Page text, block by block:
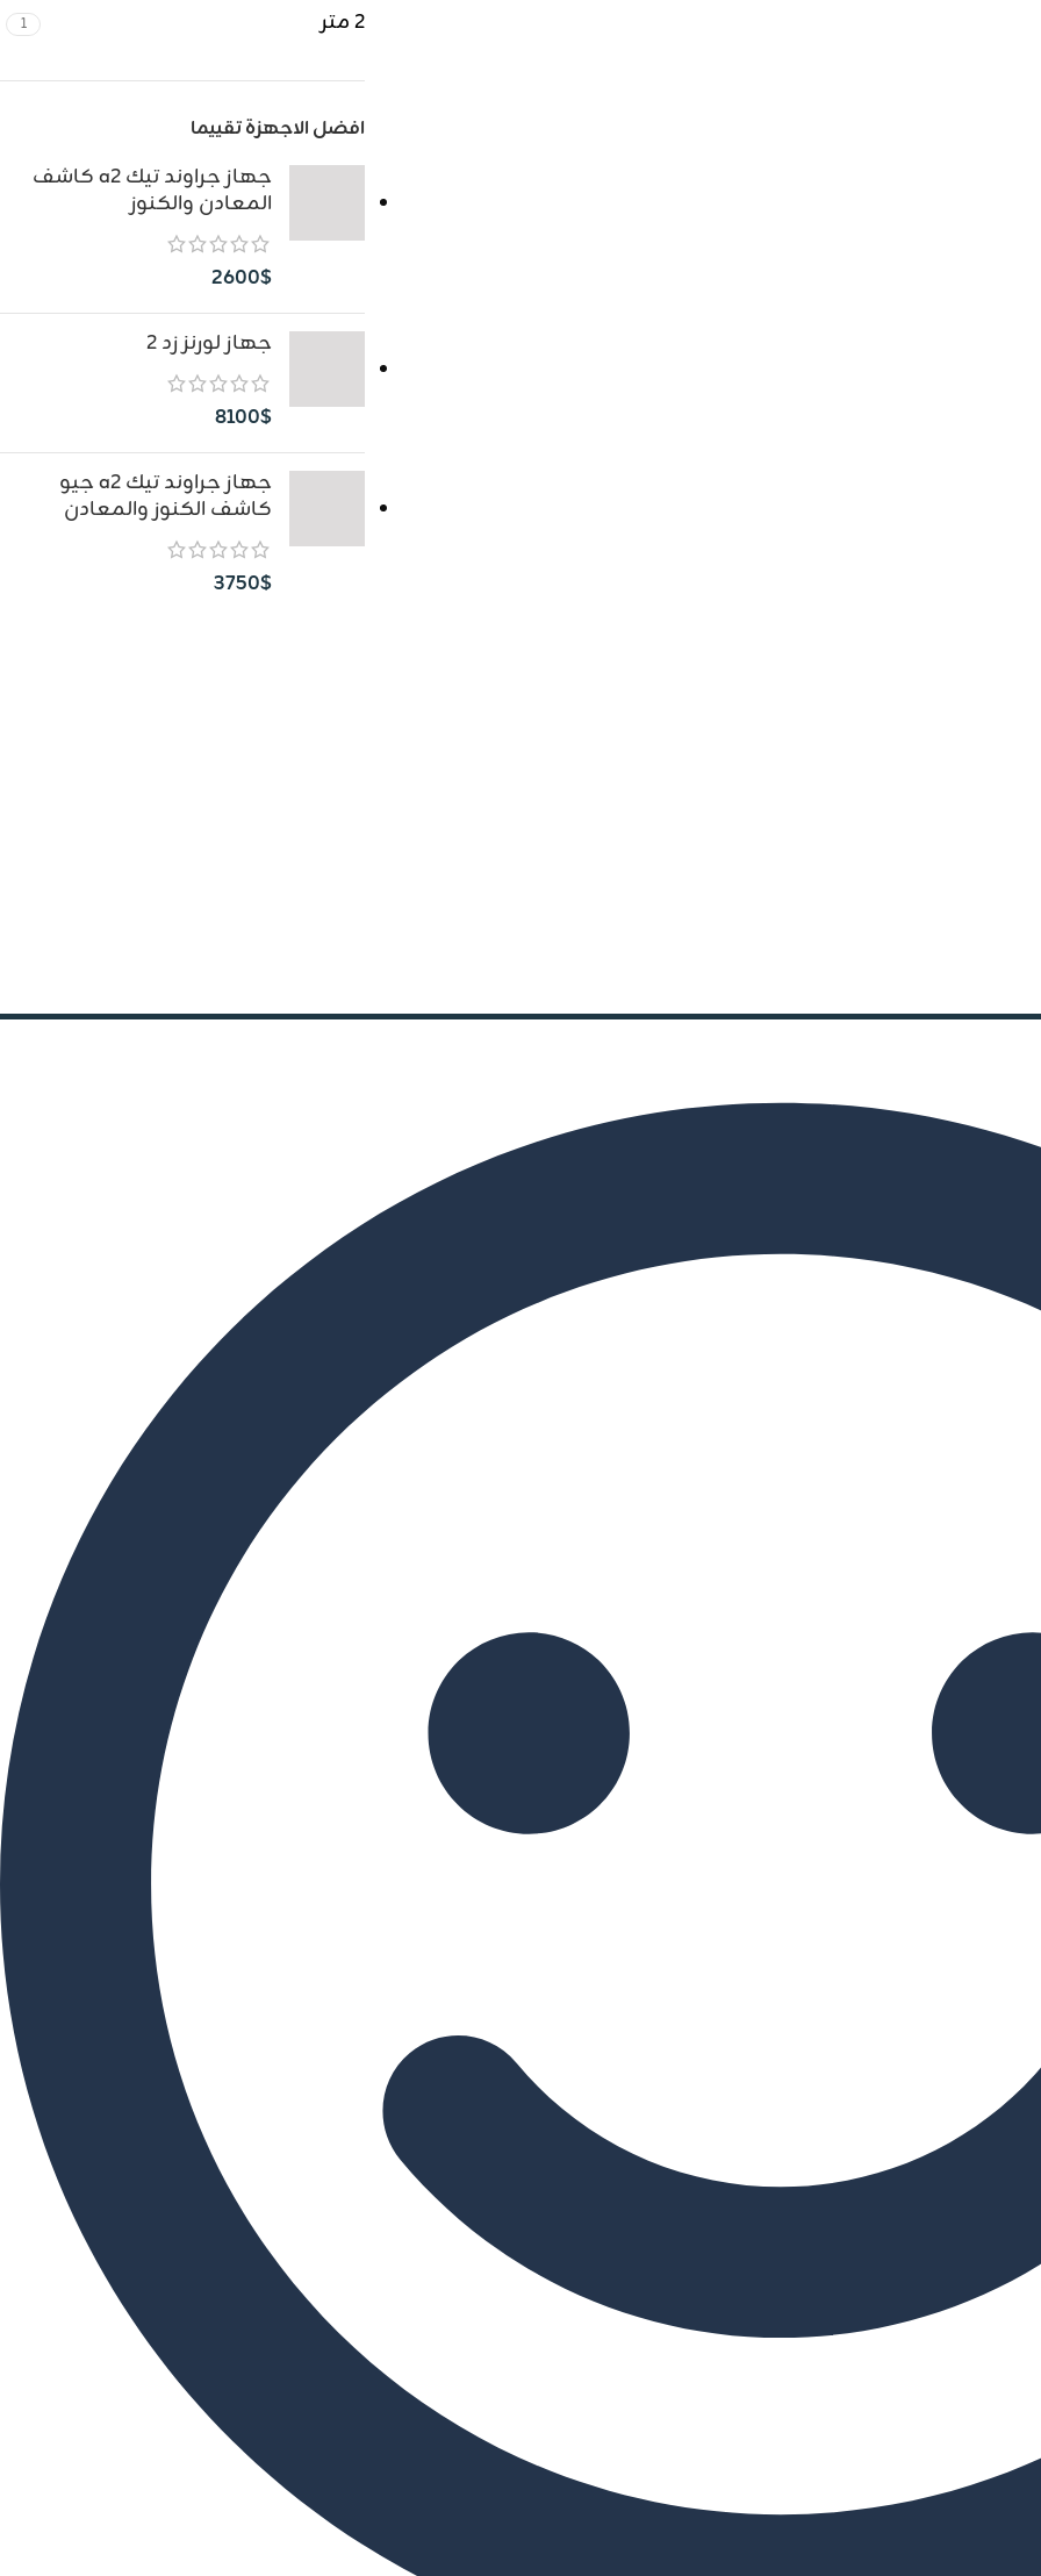
2 متر 1
افضل الاجهزة تقييما
جهاز جراوند تيك a2 كاشف
المعادن والكنوز
2600$
جهاز لورنز زد 2
8100$
جهاز جراوند تيك a2 جيو
كاشف الكنوز والمعادن
3750$